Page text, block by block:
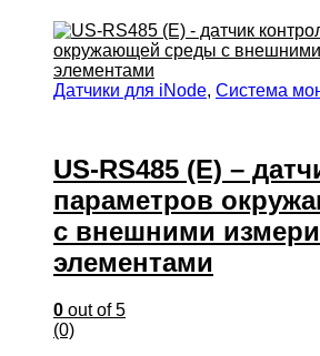
Датчики для iNode, Система
US-RS485 (E) –
параметров
с внешними
элементами
0 out of 5
(0)